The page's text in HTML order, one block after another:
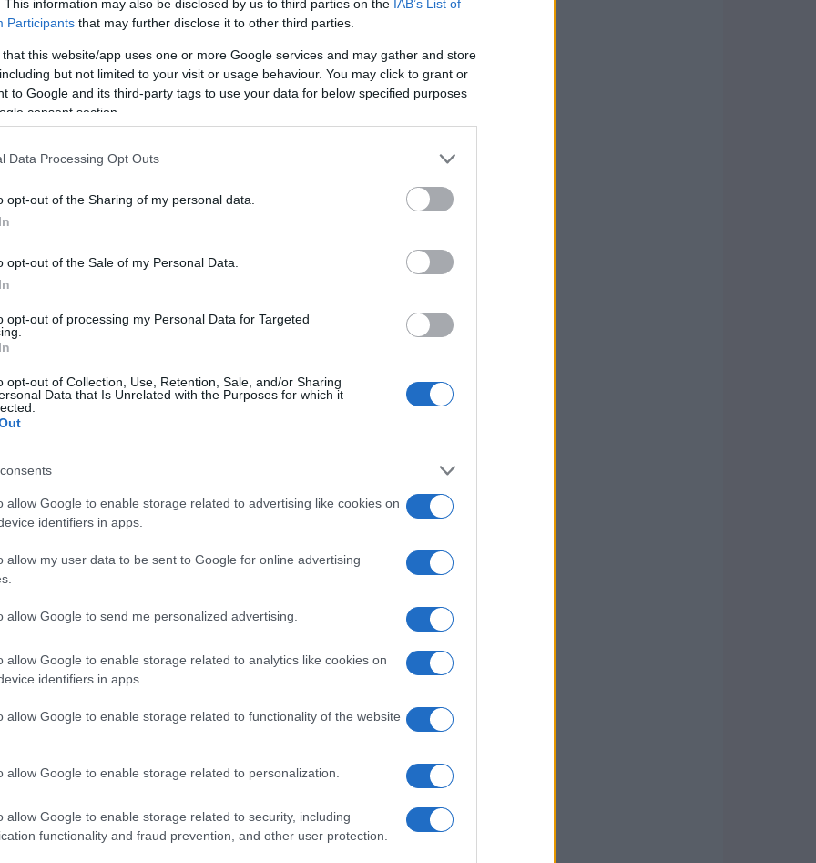
This information may also be disclosed by us to third parties on the IAB’s List of
Participants that may further disclose it to other third parties.
that this website/app uses one or more Google services and may gather and store
but not limited to your visit or usage behaviour. You may click to grant or
to Google and its third-party tags to use your data for below specified purposes
consent section.
Data Processing Opt Outs
opt-out of the Sharing of my personal data.
opt-out of the Sale of my Personal Data.
opt-out of processing my Personal Data for Targeted
opt-out of Collection, Use, Retention, Sale, and/or Sharing
Data that Is Unrelated with the Purposes for which it
allow Google to enable storage related to advertising like cookies on
identifiers in apps.
allow my user data to be sent to Google for online advertising
allow Google to send me personalized advertising.
allow Google to enable storage related to analytics like cookies on
identifiers in apps.
allow Google to enable storage related to functionality of the website
allow Google to enable storage related to personalization.
allow Google to enable storage related to security, including
functionality and fraud prevention, and other user protection.
borgo incantevole
, un pittoresco villaggio situato ai piedi
è nota non solo per le sue piste da sci, ma
di castagni e querce, offrendo ai visitatori
angolo racconta una storia e le
anche opportunità per praticare lo
per circa trenta chilometri, gli amanti di
unici mentre si allenano. La pista
è perfetta sia per principianti che per
medievale, trasporta i visitatori in
e le architetture storiche incantano